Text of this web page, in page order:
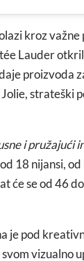
kroz važne
Lauder
proizvoda
strateški
i pružajući
18 nijansi,
će se od 46
je pod
vizualno